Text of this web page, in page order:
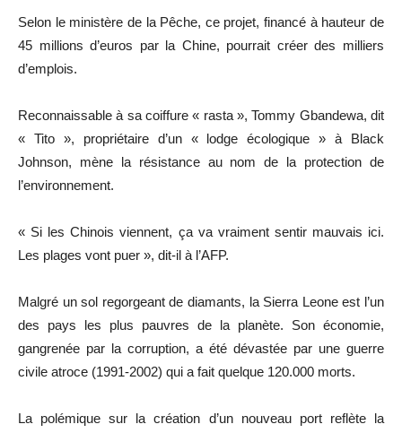
Selon le ministère de la Pêche, ce projet, financé à hauteur de
45 millions d’euros par la Chine, pourrait créer des milliers
d’emplois.
Reconnaissable à sa coiffure « rasta », Tommy Gbandewa, dit
« Tito », propriétaire d’un « lodge écologique » à Black
Johnson, mène la résistance au nom de la protection de
l’environnement.
« Si les Chinois viennent, ça va vraiment sentir mauvais ici.
Les plages vont puer », dit-il à l’AFP.
Malgré un sol regorgeant de diamants, la Sierra Leone est l’un
des pays les plus pauvres de la planète. Son économie,
gangrenée par la corruption, a été dévastée par une guerre
civile atroce (1991-2002) qui a fait quelque 120.000 morts.
La polémique sur la création d’un nouveau port reflète la